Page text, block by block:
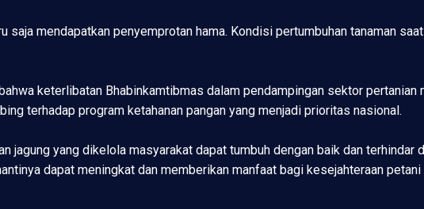
saja mendapatkan penyemprotan hama. Kondisi pertumbuhan tanaman
keterlibatan Bhabinkamtibmas dalam pendampingan sektor pertanian
terhadap program ketahanan pangan yang menjadi prioritas nasional.
jagung yang dikelola masyarakat dapat tumbuh dengan baik dan terhindar
dapat meningkat dan memberikan manfaat bagi kesejahteraan